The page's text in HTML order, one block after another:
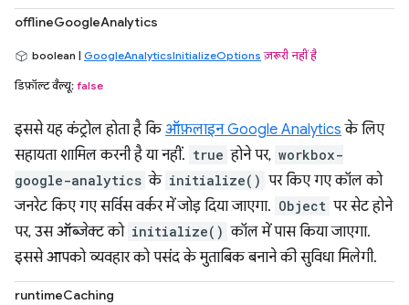
offlineGoogleAnalytics
boolean | GoogleAnalyticsInitializeOptions ज़रूरी नहीं है
डिफ़ॉल्ट वैल्यू: false
इससे यह कंट्रोल होता है किऑफ़लाइन Google Analytics के लिए
सहायता शामिल करनी है या नहीं. true होने पर, workbox-
google-analytics के initialize() पर किए गए कॉल को
जनरेट किए गए सर्विस वर्कर में जोड़ दिया जाएगा. Object पर सेट होने
पर, उस ऑब्जेक्ट को initialize() कॉल में पास किया जाएगा.
इससे आपको व्यवहार को पसंद के मुताबिक बनाने की सुविधा मिलेगी.
runtimeCaching